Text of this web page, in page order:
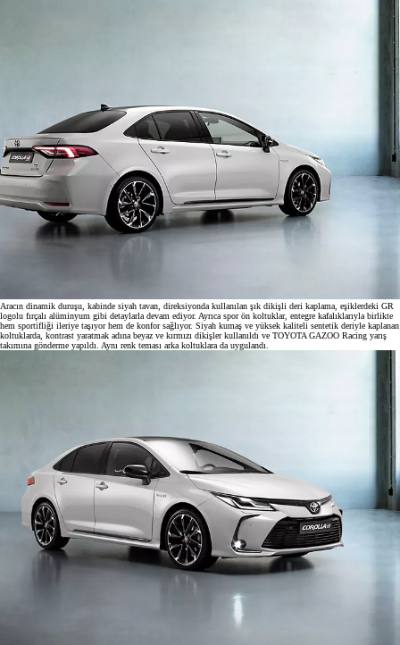
Aracın dinamik duruşu, kabinde siyah tavan, direksiyonda kullanılan şık dikişli deri kaplama, eşiklerdeki GR
logolu fırçalı alüminyum gibi detaylarla devam ediyor. Ayrıca spor ön koltuklar, entegre kafalıklarıyla birlikte
hem sportifliği ileriye taşıyor hem de konfor sağlıyor. Siyah kumaş ve yüksek kaliteli sentetik deriyle kaplanan
koltuklarda, kontrast yaratmak adına beyaz ve kırmızı dikişler kullanıldı ve TOYOTA GAZOO Racing yarış
takımına gönderme yapıldı. Aynı renk teması arka koltuklara da uygulandı.